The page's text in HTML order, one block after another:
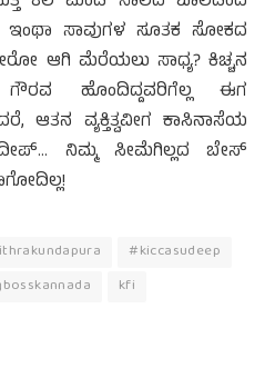
ಇಂಥಾ ಸಾವುಗಳ ಸೂತಕ ಸೋಕದ
ಆಗಿ ಮೆರೆಯಲು ಸಾಧ್ಯ? ಕಿಚ್ಚನ
ಹೊಂದಿದ್ದವರಿಗೆಲ್ಲ ಈಗ
ಆತನ ವ್ಯಕ್ತಿತ್ವವೀಗ ಕಾಸಿನಾಸೆಯ
ನಿಮ್ಮ ಸೀಮೆಗಿಲ್ಲದ ಬೇಸ್
#kiccasudeep
kfi